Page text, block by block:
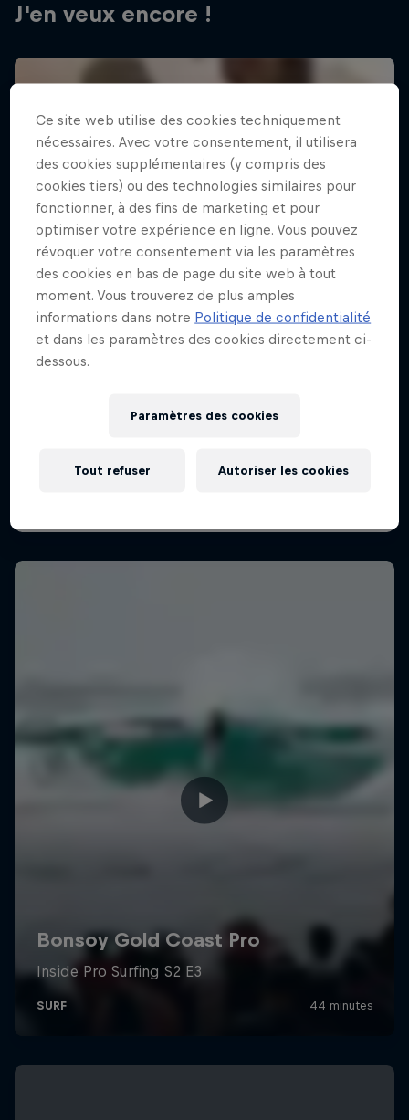
J'en veux encore !
Ce site web utilise des cookies techniquement
nécessaires. Avec votre consentement, il utilisera
des cookies supplémentaires (y compris des
cookies tiers) ou des technologies similaires pour
fonctionner, à des fins de marketing et pour
optimiser votre expérience en ligne. Vous pouvez
révoquer votre consentement via les paramètres
des cookies en bas de page du site web à tout
moment. Vous trouverez de plus amples
informations dans notre Politique de confidentialité
et dans les paramètres des cookies directement ci-
dessous.
Paramètres des cookies
Tout refuser Autoriser les cookies